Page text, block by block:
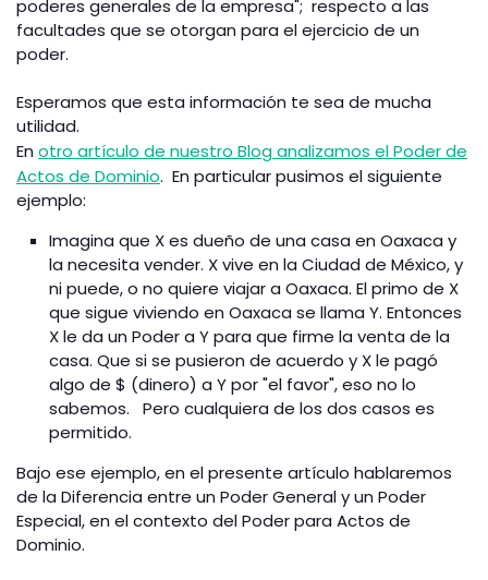
poderes generales de la empresa"; respecto a las
facultades que se otorgan para el ejercicio de un
poder.
Esperamos que esta información te sea de mucha
utilidad.
En otro artículo de nuestro Blog analizamos el Poder de
Actos de Dominio. En particular pusimos el siguiente
ejemplo:
Imagina que Xes dueño de una casa en Oaxaca y
la necesita vender. Xvive en la Ciudad de México, y
ni puede, o no quiere viajar a Oaxaca. El primo de X
que sigue viviendo en Oaxaca se llama Y. Entonces
Xle da un Poder a Ypara que firme la venta de la
casa. Que si se pusieron de acuerdo y Xle pagó
algo de $ (dinero) a Ypor "el favor", eso no lo
sabemos. Pero cualquiera de los dos casos es
permitido.
Bajo ese ejemplo, en el presente artículo hablaremos
de la Diferencia entre un Poder General y un Poder
Especial, en el contexto del Poder para Actos de
Dominio.